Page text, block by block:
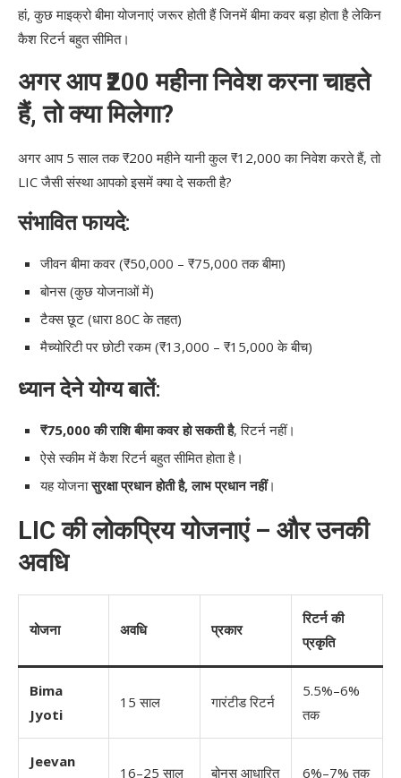
हां, कुछ माइक्रो बीमा योजनाएं जरूर होती हैं जिनमें बीमा कवर बड़ा होता है लेकिन
कैश रिटर्न बहुत सीमित।
अगर आप ₹200 महीना निवेश करना चाहते
हैं, तो क्या मिलेगा?
अगर आप 5 साल तक ₹200 महीने यानी कुल ₹12,000 का निवेश करते हैं, तो
LIC जैसी संस्था आपको इसमें क्या दे सकती है?
संभावित फायदे:
जीवन बीमा कवर (₹50,000 – ₹75,000 तक बीमा)
बोनस (कुछ योजनाओं में)
टैक्स छूट (धारा 80C के तहत)
मैच्योरिटी पर छोटी रकम (₹13,000 – ₹15,000 के बीच)
ध्यान देने योग्य बातें:
₹75,000 की राशि बीमा कवर हो सकती है, रिटर्न नहीं।
ऐसे स्कीम में कैश रिटर्न बहुत सीमित होता है।
यह योजनासुरक्षा प्रधान होती है, लाभ प्रधान नहीं।
LIC की लोकप्रिय योजनाएं – और उनकी
अवधि
योजना अवधि प्रकार
रिटर्न की
प्रकृति
Bima
Jyoti
15 साल गारंटीड रिटर्न
5.5%–6%
तक
Jeevan
16–25 साल बोनस आधारित 6%–7% तक